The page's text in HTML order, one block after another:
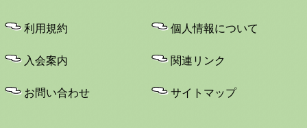
利用規約 個人情報について
入会案内 関連リンク
お問い合わせ サイトマップ